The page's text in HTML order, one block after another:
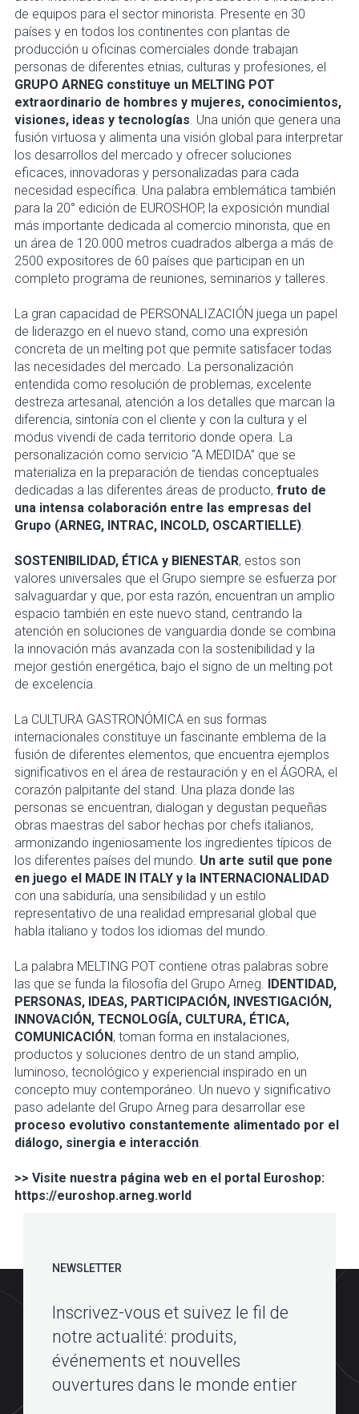
de equipos para el sector minorista. Presente en 30
países y en todos los continentes con plantas de
producción u oficinas comerciales donde trabajan
personas de diferentes etnias, culturas y profesiones, el
GRUPO ARNEG constituye un MELTING POT
extraordinario de hombres y mujeres, conocimientos,
visiones, ideas y tecnologías. Una unión que genera una
fusión virtuosa y alimenta una visión global para interpretar
los desarrollos del mercado y ofrecer soluciones
eficaces, innovadoras y personalizadas para cada
necesidad específica. Una palabra emblemática también
para la 20° edición de EUROSHOP, la exposición mundial
más importante dedicada al comercio minorista, que en
un área de 120.000 metros cuadrados alberga a más de
2500 expositores de 60 países que participan en un
completo programa de reuniones, seminarios y talleres.
La gran capacidad de PERSONALIZACIÓN juega un papel
de liderazgo en el nuevo stand, como una expresión
concreta de un melting pot que permite satisfacer todas
las necesidades del mercado. La personalización
entendida como resolución de problemas, excelente
destreza artesanal, atención a los detalles que marcan la
diferencia, sintonía con el cliente y con la cultura y el
modus vivendi de cada territorio donde opera. La
personalización como servicio “A MEDIDA” que se
materializa en la preparación de tiendas conceptuales
dedicadas a las diferentes áreas de producto, fruto de
una intensa colaboración entre las empresas del
Grupo (ARNEG, INTRAC, INCOLD, OSCARTIELLE).
SOSTENIBILIDAD, ÉTICA y BIENESTAR, estos son
valores universales que el Grupo siempre se esfuerza por
salvaguardar y que, por esta razón, encuentran un amplio
espacio también en este nuevo stand, centrando la
atención en soluciones de vanguardia donde se combina
la innovación más avanzada con la sostenibilidad y la
mejor gestión energética, bajo el signo de un melting pot
de excelencia.
La CULTURA GASTRONÓMICA en sus formas
internacionales constituye un fascinante emblema de la
fusión de diferentes elementos, que encuentra ejemplos
significativos en el área de restauración y en el ÁGORA, el
corazón palpitante del stand. Una plaza donde las
personas se encuentran, dialogan y degustan pequeñas
obras maestras del sabor hechas por chefs italianos,
armonizando ingeniosamente los ingredientes típicos de
los diferentes países del mundo. Un arte sutil que pone
en juego el MADE IN ITALY y la INTERNACIONALIDAD
con una sabiduría, una sensibilidad y un estilo
representativo de una realidad empresarial global que
habla italiano y todos los idiomas del mundo.
La palabra MELTING POT contiene otras palabras sobre
las que se funda la filosofía del Grupo Arneg. IDENTIDAD,
PERSONAS, IDEAS, PARTICIPACIÓN, INVESTIGACIÓN,
INNOVACIÓN, TECNOLOGÍA, CULTURA, ÉTICA,
COMUNICACIÓN, toman forma en instalaciones,
productos y soluciones dentro de un stand amplio,
luminoso, tecnológico y experiencial inspirado en un
concepto muy contemporáneo. Un nuevo y significativo
paso adelante del Grupo Arneg para desarrollar ese
proceso evolutivo constantemente alimentado por el
diálogo, sinergia e interacción.
>> Visite nuestra página web en el portal Euroshop:
https://euroshop.arneg.world
NEWSLETTER
Inscrivez-vous et suivez le fil de
notre actualité: produits,
événements et nouvelles
ouvertures dans le monde entier